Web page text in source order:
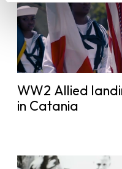
WW2 Allied
in Catania